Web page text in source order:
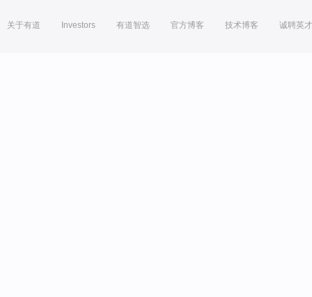
关于有道 Investors 有道智选 官方博客 技术博客 诚聘英才